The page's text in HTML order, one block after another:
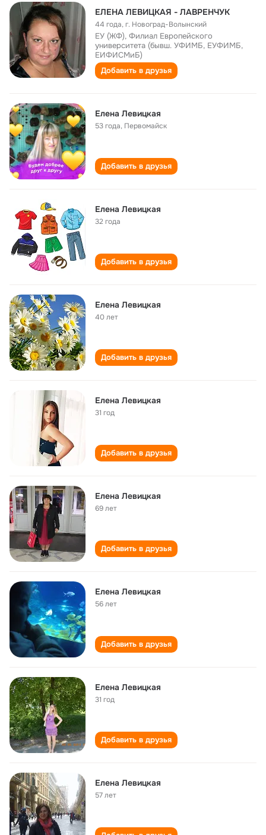
ЕЛЕНА ЛЕВИЦКАЯ - ЛАВРЕНЧУК
44 года,г. Новоград-Волынский
ЕУ (ЖФ), Филиал Европейского
университета (бывш. УФИМБ, ЕУФИМБ,
ЕИФИСМиБ)
Добавить в друзья
Елена Левицкая
53 года, Первомайск
Добавить в друзья
Елена Левицкая
32 года
Добавить в друзья
Елена Левицкая
40 лет
Добавить в друзья
Елена Левицкая
31 год
Добавить в друзья
Елена Левицкая
69 лет
Добавить в друзья
Елена Левицкая
56 лет
Добавить в друзья
Елена Левицкая
31 год
Добавить в друзья
Елена Левицкая
57 лет